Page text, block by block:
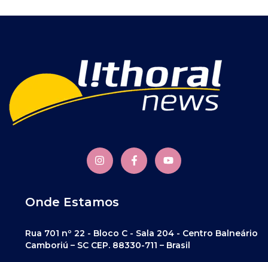
Onde Estamos
Rua 701 nº 22 - Bloco C - Sala 204 - Centro Balneário
Camboriú – SC CEP. 88330-711 – Brasil